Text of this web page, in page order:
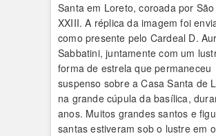
Santa em Loreto, coroada por
XXIII. A réplica da imagem foi
como presente pelo Cardeal D.
Sabbatini, juntamente com um
forma de estrela que permaneceu
suspenso sobre a Casa Santa de
na grande cúpula da basílica,
anos. Muitos grandes santos e
santas estiveram sob o lustre em